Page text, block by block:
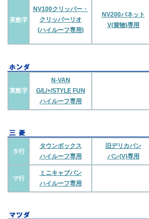
英数字
NV100クリッパー・
クリッパーリオ
(ハイルーフ専用)
NV200バネット
V(貨物)専用
英数字
N-VAN
G/L/+/STYLE FUN
ハイルーフ専用
タ行
タウンボックス
ハイルーフ専用
旧デリカバン
バン(V)専用
マ行
ミニキャブバン
ハイルーフ専用